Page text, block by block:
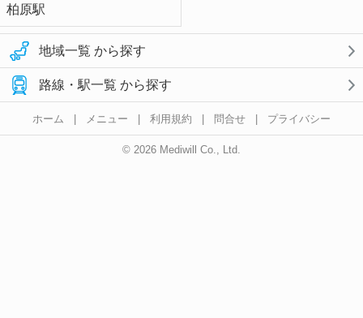
柏原駅
地域一覧 から探す
路線・駅一覧 から探す
ホーム | メニュー | 利用規約 | 問合せ | プライバシー
© 2026 Mediwill Co., Ltd.